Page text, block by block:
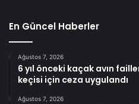
En Güncel Haberler
Ağustos 7, 2026
6 yıl önceki kaçak avın
keçisi için ceza uygulandı
Ağustos 7, 2026